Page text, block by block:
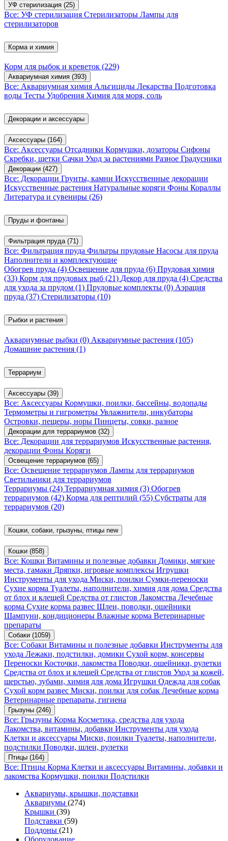
УФ стерилизация (25)
Все: УФ стерилизация Стерилизаторы Лампы для
стерилизаторов
Корма и химия
Корм для рыбок и креветок (229)
Аквариумная химия (393)
Все: Аквариумная химия Альгициды Лекарства Подготовка
воды Тесты Удобрения Химия для моря, соль
Декорации и аксессуары
Аксессуары (164)
Все: Аксессуары Отсадники Кормушки, дозаторы Сифоны
Скребки, щетки Сачки Уход за растениями Разное Градусники
Декорации (427)
Все: Декорации Грунты, камни Искусственные декорации
Искусственные растения Натуральные коряги Фоны Кораллы
Литература и сувениры (26)
Пруды и фонтаны
Фильтрация пруда (71)
Все: Фильтрация пруда Фильтры прудовые Насосы для пруда
Наполнители и комплектующие
Обогрев пруда (4) Освещение для пруда (6) Прудовая химия
(33) Корм для прудовых рыб (21) Декор для пруда (4) Средства
для ухода за прудом (1) Прудовые комплекты (0) Аэрация
пруда (37) Стерилизаторы (10)
Рыбки и растения
Аквариумные рыбки (0) Аквариумные растения (105)
Домашние растения (1)
Террариум
Аксессуары (39)
Все: Аксессуары Кормушки, поилки, бассейны, водопады
Термометры и гигрометры Увлажнители, инкубаторы
Островки, пещеры, норы Пинцеты, совки, разное
Декорации для террариумов (32)
Все: Декорации для террариумов Искусственные растения,
декорации Фоны Коряги
Освещение террариумов (65)
Все: Освещение террариумов Лампы для террариумов
Светильники для террариумов
Террариумы (24) Террариумная химия (3) Обогрев
террариумов (42) Корма для рептилий (55) Субстраты для
террариумов (20)
Кошки, собаки, грызуны, птицы new
Кошки (858)
Все: Кошки Витамины и полезные добавки Домики, мягкие
места, гамаки Дряпки, игровые комплексы Игрушки
Инструменты для ухода Миски, поилки Сумки-переноски
Сухие корма Туалеты, наполнители, химия для дома Средства
от блох и клещей Средства от глистов Лакомства Лечебные
корма Сухие корма развес Шлеи, поводки, ошейники
Шампуни, кондиционеры Влажные корма Ветеринарные
препараты
Собаки (1059)
Все: Собаки Витамины и полезные добавки Инструменты для
ухода Лежаки, подстилки, домики Сухой корм, консервы
Переноски Косточки, лакомства Поводки, ошейники, рулетки
Средства от блох и клещей Средства от глистов Уход за кожей,
шерстью, зубами, химия для дома Игрушки Одежда для собак
Сухой корм развес Миски, поилки для собак Лечебные корма
Ветеринарные препараты, гигиена
Грызуны (246)
Все: Грызуны Корма Косметика, средства для ухода
Лакомства, витамины, добавки Инструменты для ухода
Клетки и аксессуары Миски, поилки Туалеты, наполнители,
подстилки Поводки, шлеи, рулетки
Птицы (164)
Все: Птицы Корма Клетки и аксессуары Витамины, добавки и
лакомства Кормушки, поилки Подстилки
Аквариумы, крышки, подставки
Аквариумы (274)
Крышки (39)
Подставки (59)
Поддоны (21)
Оборудование